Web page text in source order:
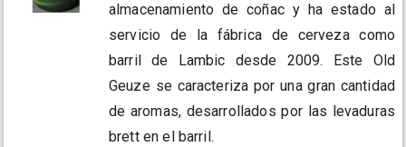
almacenamiento de coñac y ha estado al
servicio de la fábrica de cerveza como
barril de Lambic desde 2009. Este Old
Geuze se caracteriza por una gran cantidad
de aromas, desarrollados por las levaduras
brett en el barril.